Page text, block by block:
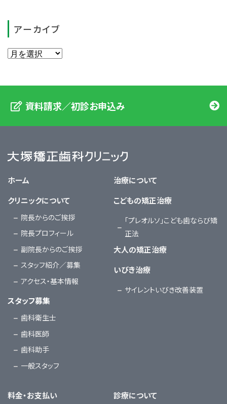
アーカイブ
資料請求／初診お申込み
ホーム
クリニックについて
院長からのご挨拶
院長プロフィール
副院長からのご挨拶
スタッフ紹介／募集
アクセス・基本情報
スタッフ募集
歯科衛生士
歯科医師
歯科助手
一般スタッフ
治療について
こどもの矯正治療
「プレオルソ」こども歯ならび矯
正法
大人の矯正治療
いびき治療
サイレントいびき改善装置
料金・お支払い 診療について